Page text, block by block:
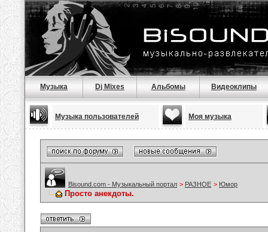
Музыка Dj Mixes Альбомы Видеоклипы
Музыка пользователей Моя музыка
Bisound.com - Музыкальный портал > РАЗНОЕ > Юмор
Просто анекдоты.